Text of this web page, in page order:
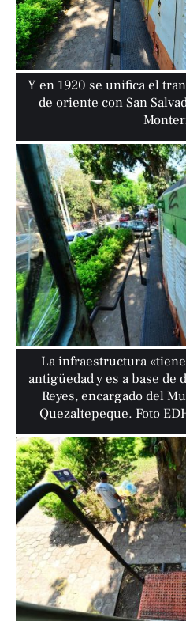
Y en 1920 se unifica el
de oriente con San
La infraestructura
antigüedad y es a base de
Reyes, encargado del
Quezaltepeque. Foto